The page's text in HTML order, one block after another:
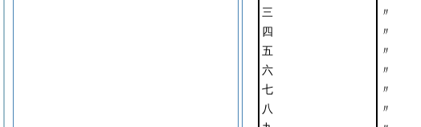
三
〃
四
〃
五
〃
六
〃
七
〃
八
〃